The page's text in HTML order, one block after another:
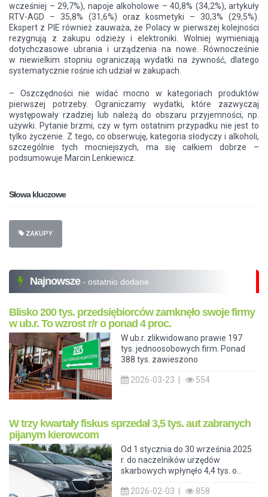
wcześniej – 29,7%), napoje alkoholowe – 40,8% (34,2%), artykuły
RTV-AGD – 35,8% (31,6%) oraz kosmetyki – 30,3% (29,5%).
Ekspert z PIE również zauważa, że Polacy w pierwszej kolejności
rezygnują z zakupu odzieży i elektroniki. Wolniej wymieniają
dotychczasowe ubrania i urządzenia na nowe. Równocześnie
w niewielkim stopniu ograniczają wydatki na żywność, dlatego
systematycznie rośnie ich udział w zakupach.
– Oszczędności nie widać mocno w kategoriach produktów
pierwszej potrzeby. Ograniczamy wydatki, które zazwyczaj
występowały rzadziej lub należą do obszaru przyjemności, np.
używki. Pytanie brzmi, czy w tym ostatnim przypadku nie jest to
tylko życzenie. Z tego, co obserwuję, kategoria słodyczy i alkoholi,
szczególnie tych mocniejszych, ma się całkiem dobrze –
podsumowuje Marcin Lenkiewicz.
Słowa kluczowe
ZAKUPY
Najnowsze - ostatnio dodane
Blisko 200 tys. przedsiębiorców zamknęło swoje firmy
w ub.r. To wzrost r/r o ponad 4 proc.
W ub.r. zlikwidowano prawie 197
tys. jednoosobowych firm. Ponad
388 tys. zawieszono
2026-03-23 | 554
W trzy kwartały fiskus sprzedał 3,5 tys. aut zabranych
pijanym kierowcom
Od 1 stycznia do 30 września 2025
r. do naczelników urzędów
skarbowych wpłynęło 4,4 tys. o...
2026-02-03 | 858